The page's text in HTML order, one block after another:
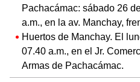
Pachacámac: sábado 26
a.m., en la av. Manchay,
Huertos de Manchay. El
07.40 a.m., en el Jr.
Armas de Pachacámac.